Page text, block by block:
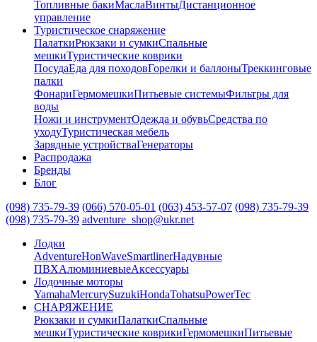
Топливные бакиМаслаВинтыДистанционное
управление
Туристическое снаряжение
ПалаткиРюкзаки и сумкиСпальные
мешкиТуристические коврики
ПосудаЕда для походовГорелки и баллоныТреккинговые
палки
ФонариГермомешкиПитьевые системыФильтры для
воды
Ножи и инструментОдежда и обувьСредства по
уходуТуристическая мебель
Зарядные устройстваГенераторы
Распродажа
Бренды
Блог
(098) 735-79-39 (066) 570-05-01 (063) 453-57-07 (098) 735-79-39
(098) 735-79-39 adventure_shop@ukr.net
Лодки
AdventureHonWaveSmartlinerНадувные
ПВХАлюминиевыеАксессуары
Лодочные моторы
YamahaMercurySuzukiHondaTohatsuPowerTec
СНАРЯЖЕНИЕ
Рюкзаки и сумкиПалаткиСпальные
мешкиТуристические коврикиГермомешкиПитьевые